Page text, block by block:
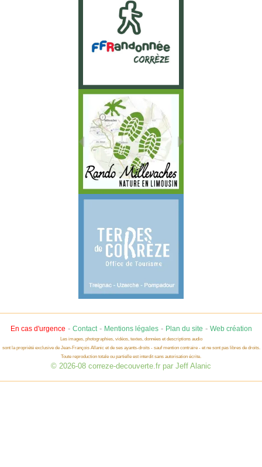
En cas d'urgence - Contact- Mentions légales- Plan du site - Web création
Les images, photographies, vidéos, textes, données et descriptions audio
sont la propriété exclusive de Jean-François Allanic et de ses ayants-droits - sauf mention contraire - et ne sont pas libres de droits.
Toute reproduction totale ou partielle est interdit sans autorisation écrite.
© 2026-08 correze-decouverte.fr par Jeff Alanic